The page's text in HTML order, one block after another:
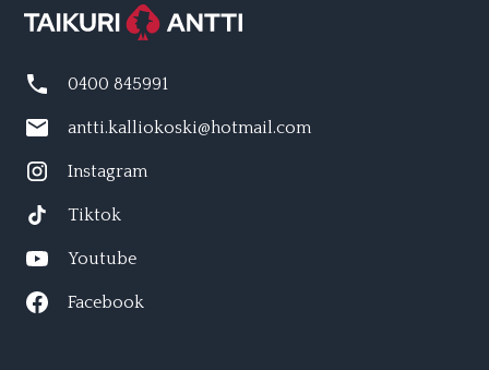
0400 845991
antti.kalliokoski@hotmail.com
Instagram
Tiktok
Youtube
Facebook